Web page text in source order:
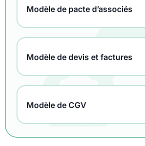
Modèle de pacte d’associés
Modèle de devis et factures
Modèle de CGV